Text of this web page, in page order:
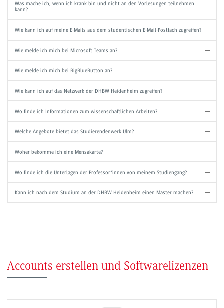
Was mache ich, wenn ich krank bin und nicht an den Vorlesungen teilnehmen
kann?
Wie kann ich auf meine E-Mails aus dem studentischen E-Mail-Postfach zugreifen?
Wie melde ich mich bei Microsoft Teams an?
Wie melde ich mich bei BigBlueButton an?
Wie kann ich auf das Netzwerk der DHBW Heidenheim zugreifen?
Wo finde ich Informationen zum wissenschaftlichen Arbeiten?
Welche Angebote bietet das Studierendenwerk Ulm?
Woher bekomme ich eine Mensakarte?
Wo finde ich die Unterlagen der Professor*innen von meinem Studiengang?
Kann ich nach dem Studium an der DHBW Heidenheim einen Master machen?
Accounts erstellen und Softwarelizenzen